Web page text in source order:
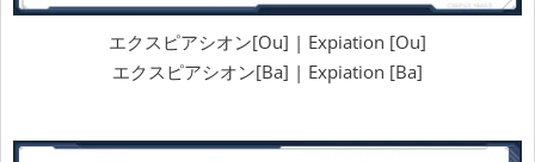
エクスピアシオン[Ou] | Expiation [Ou]
エクスピアシオン[Ba] | Expiation [Ba]